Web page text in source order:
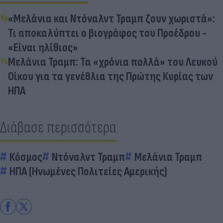
«Μελάνια και Ντόναλντ Τραμπ ζουν χωριστά»:
Τι αποκαλύπτει ο βιογράφος του Προέδρου -
«Είναι ηλίθιος»
Μελάνια Τραμπ: Τα «χρόνια πολλά» του Λευκού
Οίκου για τα γενέθλια της Πρώτης Κυρίας των
ΗΠΑ
Διάβασε περισσότερα
Κόσμος Ντόναλντ Τραμπ
Μελάνια Τραμπ
ΗΠΑ (Ηνωμένες Πολιτείες Αμερικής)